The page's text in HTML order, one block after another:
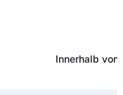
Innerhalb